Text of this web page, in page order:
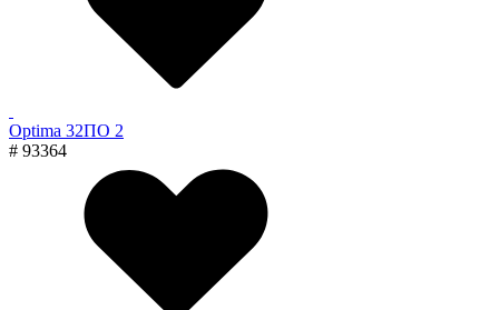
Optima 32ПО 2
# 93364